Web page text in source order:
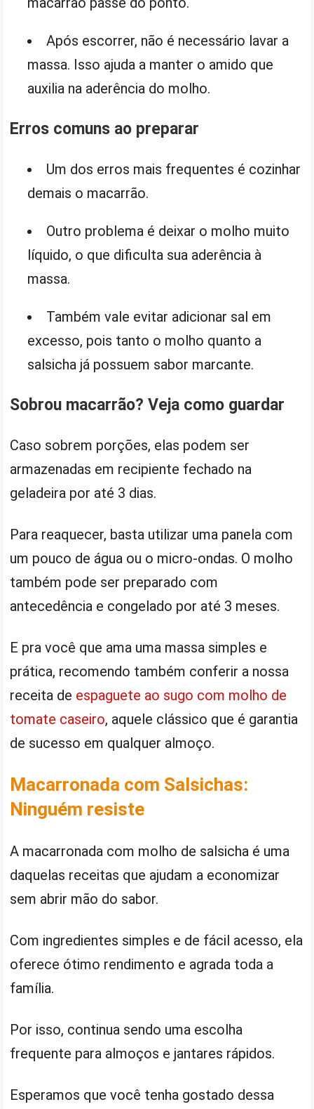
Após escorrer, não é necessário lavar a
massa. Isso ajuda a manter o amido que
auxilia na aderência do molho.
Erros comuns ao preparar
Um dos erros mais frequentes é cozinhar
demais o macarrão.
Outro problema é deixar o molho muito
líquido, o que dificulta sua aderência à
massa.
Também vale evitar adicionar sal em
excesso, pois tanto o molho quanto a
salsicha já possuem sabor marcante.
Sobrou macarrão? Veja como guardar
Caso sobrem porções, elas podem ser
armazenadas em recipiente fechado na
geladeira por até 3 dias.
Para reaquecer, basta utilizar uma panela com
um pouco de água ou o micro-ondas. O molho
também pode ser preparado com
antecedência e congelado por até 3 meses.
E pra você que ama uma massa simples e
prática, recomendo também conferir a nossa
receita de espaguete ao sugo com molho de
tomate caseiro, aquele clássico que é garantia
de sucesso em qualquer almoço.
Macarronada com Salsichas:
Ninguém resiste
A macarronada com molho de salsicha é uma
daquelas receitas que ajudam a economizar
sem abrir mão do sabor.
Com ingredientes simples e de fácil acesso, ela
oferece ótimo rendimento e agrada toda a
família.
Por isso, continua sendo uma escolha
frequente para almoços e jantares rápidos.
Esperamos que você tenha gostado dessa